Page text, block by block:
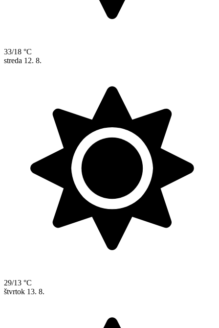
33/18 °C
streda 12. 8.
29/13 °C
štvrtok 13. 8.